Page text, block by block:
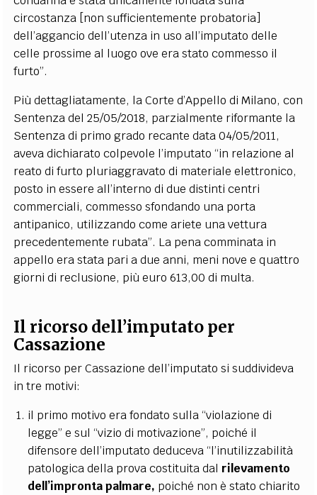
circostanza [non sufficientemente probatoria]
dell’aggancio dell’utenza in uso all’imputato delle
celle prossime al luogo ove era stato commesso il
furto”.
Più dettagliatamente, la Corte d’Appello di Milano, con
Sentenza del 25/05/2018, parzialmente riformante la
Sentenza di primo grado recante data 04/05/2011,
aveva dichiarato colpevole l’imputato “in relazione al
reato di furto pluriaggravato di materiale elettronico,
posto in essere all’interno di due distinti centri
commerciali, commesso sfondando una porta
antipanico, utilizzando come ariete una vettura
precedentemente rubata”. La pena comminata in
appello era stata pari a due anni, meni nove e quattro
giorni di reclusione, più euro 613,00 di multa.
Il ricorso dell’imputato per
Cassazione
Il ricorso per Cassazione dell’imputato si suddivideva
in tre motivi:
il primo motivo era fondato sulla “violazione di
legge” e sul “vizio di motivazione”, poiché il
difensore dell’imputato deduceva “l’inutilizzabilità
patologica della prova costituita dal rilevamento
dell’impronta palmare, poiché non è stato chiarito